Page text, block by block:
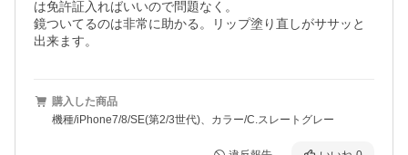
は免許証入ればいいので問題なく。
鏡ついてるのは非常に助かる。リップ塗り直しがササッと
出来ます。
購入した商品
機種/iPhone7/8/SE(第2/3世代)、カラー/C.スレートグレー